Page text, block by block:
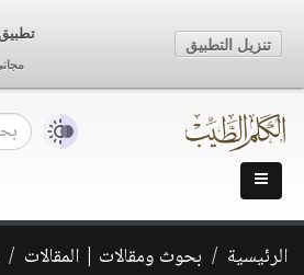
الرئيسية بحوث ومقالات | المقالات
تنزيل التطبيق